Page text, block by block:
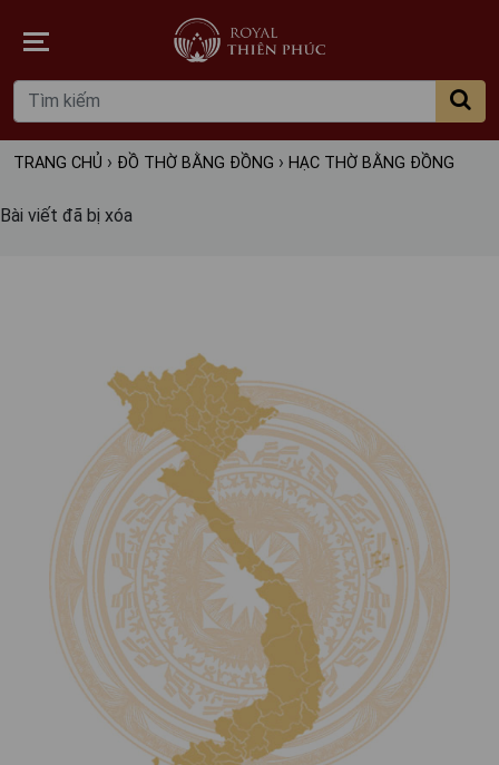
TRANG CHỦ › ĐỒ THỜ BẰNG ĐỒNG › HẠC THỜ BẰNG ĐỒNG
Bài viết đã bị xóa